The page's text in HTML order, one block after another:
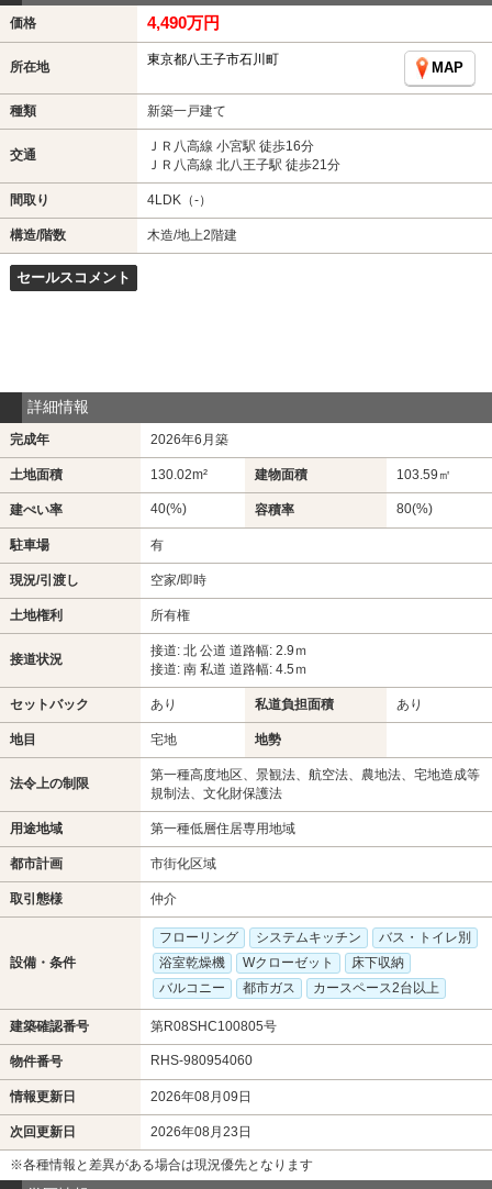
価格 4,490万円
所在地 東京都八王子市石川町
MAP
種類 新築一戸建て
交通
ＪＲ八高線 小宮駅 徒歩16分
ＪＲ八高線 北八王子駅 徒歩21分
間取り 4LDK（-）
構造/階数 木造/地上2階建
セールスコメント
詳細情報
完成年 2026年6月築
土地面積 130.02m² 建物面積 103.59㎡
建ぺい率 40(%) 容積率 80(%)
駐車場 有
現況/引渡し 空家/即時
土地権利 所有権
接道状況
接道: 北 公道 道路幅: 2.9ｍ
接道: 南 私道 道路幅: 4.5ｍ
セットバック あり 私道負担面積 あり
地目 宅地 地勢
法令上の制限
第一種高度地区、景観法、航空法、農地法、宅地造成等
規制法、文化財保護法
用途地域 第一種低層住居専用地域
都市計画 市街化区域
取引態様 仲介
設備・条件
フローリング システムキッチン
バス・トイレ別
浴室乾燥機
Wクローゼット
床下収納
バルコニー
都市ガス カースペース2台以上
建築確認番号 第R08SHC100805号
物件番号 RHS-980954060
情報更新日 2026年08月09日
次回更新日 2026年08月23日
※各種情報と差異がある場合は現況優先となります